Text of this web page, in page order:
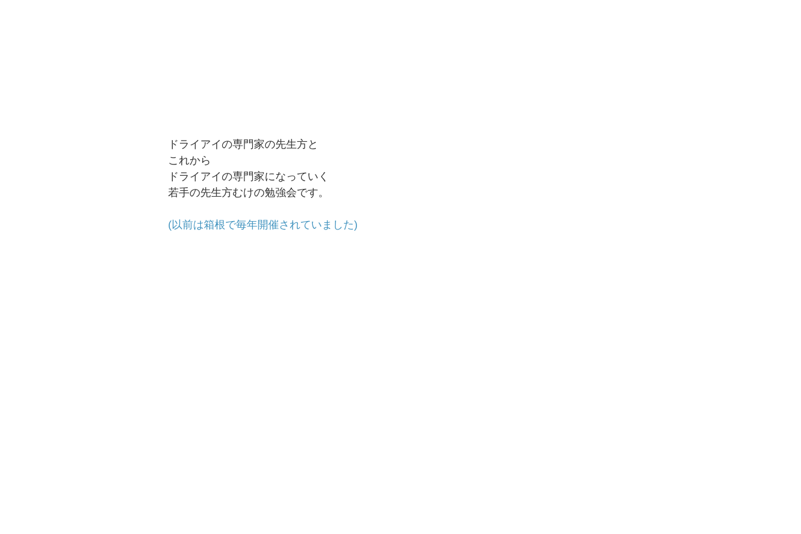
ドライアイの専門家の先生方と
これから
ドライアイの専門家になっていく
若手の先生方むけの勉強会です。
⁡(以前は箱根で毎年開催されていました)